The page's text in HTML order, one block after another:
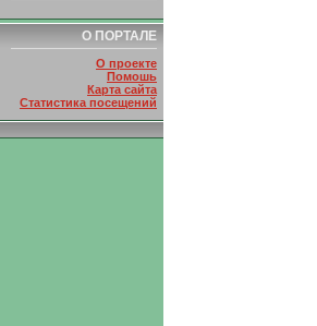
О ПОРТАЛЕ
О проекте
Помошь
Карта сайта
Статистика посещений